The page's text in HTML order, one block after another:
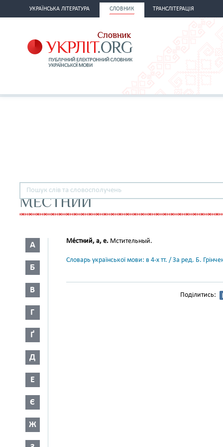
УКРАЇНСЬКА ЛІТЕРАТУРА СЛОВНИК ТРАНСЛІТЕРАЦІЯ
МЕСТНИЙ
А
Б
В
Г
Ґ
Д
Е
Є
Ж
Ме́стний, а, е. Мстительный.
Словарь української мови: в 4-х тт. / За ред. Б.
Поділитись: